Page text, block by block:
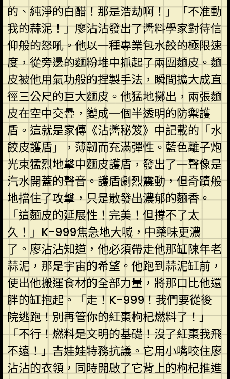
的、純淨的白醋！那是浩劫啊！」「不准動
我的蒜泥！」廖沾沾發出了醬料學家對待信
仰般的怒吼。他以一種專業包水餃的極限速
度，從旁邊的麵粉堆中抓起了兩團麵皮。麵
皮被他用氣功般的捏製手法，瞬間擴大成直
徑三公尺的巨大麵皮。他猛地擲出，兩張麵
皮在空中交疊，變成一個半透明的防禦護
盾。這就是家傳《沾醬秘笈》中記載的「水
餃皮護盾」，薄韌而充滿彈性。藍色離子炮
光束猛烈地擊中麵皮護盾，發出了一聲像是
汽水開蓋的聲音。護盾劇烈震動，但奇蹟般
地擋住了攻擊，只是散發出濃郁的麵香。
「這麵皮的延展性！完美！但撐不了太
久！」K-999焦急地大喊，中藥味更濃
了。廖沾沾知道，他必須帶走他那缸陳年老
蒜泥，那是宇宙的希望。他跑到蒜泥缸前，
使出他搬運食材的全部力量，將那口比他還
胖的缸抱起。「走！K-999！我們要從後
院逃跑！別再管你的紅棗枸杞燃料了！」
「不行！燃料是文明的基礎！沒了紅棗我飛
不遠！」吉娃娃特務抗議。它用小嘴咬住廖
沾沾的衣領，同時開啟了它背上的枸杞推進